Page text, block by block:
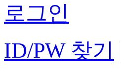
로그인
ID/PW 찾기